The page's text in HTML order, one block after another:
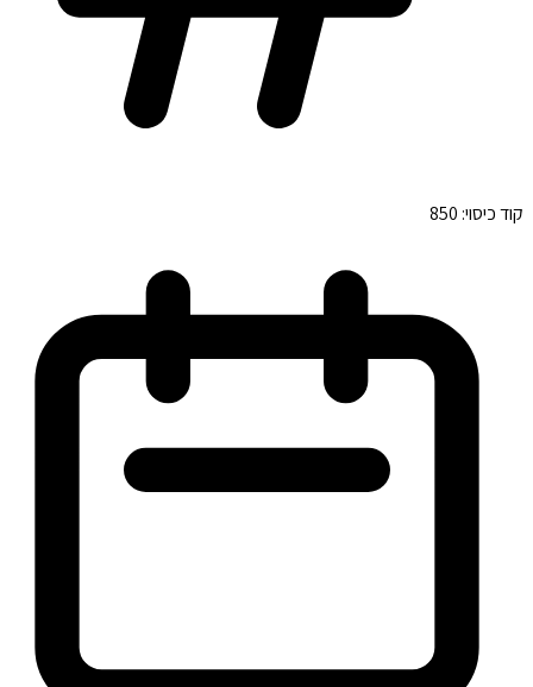
קוד כיסוי:850